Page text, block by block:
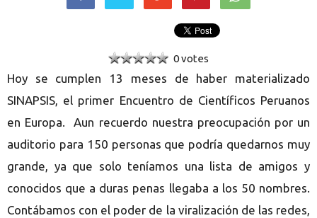
0 votes
Hoy se cumplen 13 meses de haber materializado
SINAPSIS, el primer Encuentro de Científicos Peruanos
en Europa. Aun recuerdo nuestra preocupación por un
auditorio para 150 personas que podría quedarnos muy
grande, ya que solo teníamos una lista de amigos y
conocidos que a duras penas llegaba a los 50 nombres.
Contábamos con el poder de la viralización de las redes,